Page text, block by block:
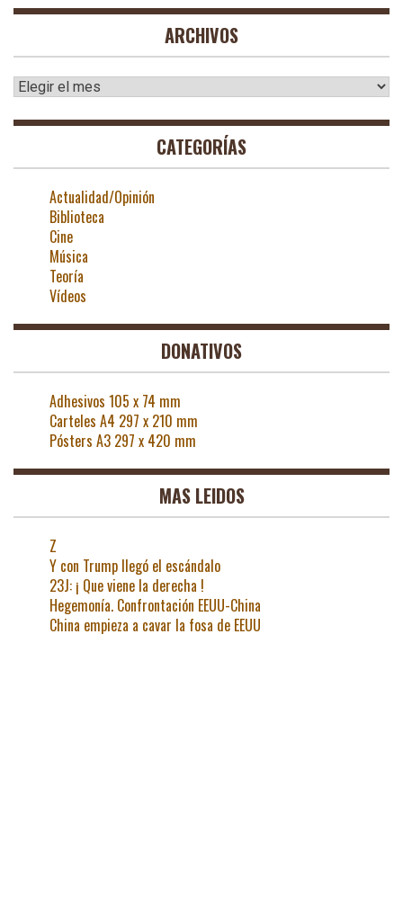
ARCHIVOS
Archivos
CATEGORÍAS
Actualidad/Opinión
Biblioteca
Cine
Música
Teoría
Vídeos
DONATIVOS
Adhesivos 105 x 74 mm
Carteles A4 297 x 210 mm
Pósters A3 297 x 420 mm
MAS LEIDOS
Z
Y con Trump llegó el escándalo
23J: ¡ Que viene la derecha !
Hegemonía. Confrontación EEUU-China
China empieza a cavar la fosa de EEUU